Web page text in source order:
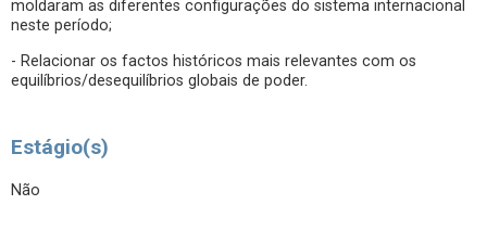
moldaram as diferentes configurações do sistema internacional
neste período;
- Relacionar os factos históricos mais relevantes com os
equilíbrios/desequilíbrios globais de poder.
Estágio(s)
Não